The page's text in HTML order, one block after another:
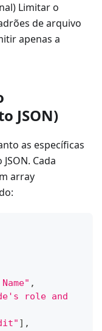
Limitar o
de arquivo
apenas a
JSON)
as específicas
Cada
array
,
role and
] ,